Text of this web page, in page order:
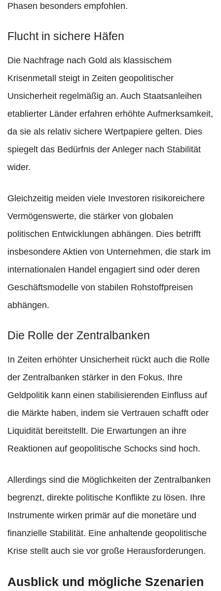
Phasen besonders empfohlen.
Flucht in sichere Häfen
Die Nachfrage nach Gold als klassischem
Krisenmetall steigt in Zeiten geopolitischer
Unsicherheit regelmäßig an. Auch Staatsanleihen
etablierter Länder erfahren erhöhte Aufmerksamkeit,
da sie als relativ sichere Wertpapiere gelten. Dies
spiegelt das Bedürfnis der Anleger nach Stabilität
wider.
Gleichzeitig meiden viele Investoren risikoreichere
Vermögenswerte, die stärker von globalen
politischen Entwicklungen abhängen. Dies betrifft
insbesondere Aktien von Unternehmen, die stark im
internationalen Handel engagiert sind oder deren
Geschäftsmodelle von stabilen Rohstoffpreisen
abhängen.
Die Rolle der Zentralbanken
In Zeiten erhöhter Unsicherheit rückt auch die Rolle
der Zentralbanken stärker in den Fokus. Ihre
Geldpolitik kann einen stabilisierenden Einfluss auf
die Märkte haben, indem sie Vertrauen schafft oder
Liquidität bereitstellt. Die Erwartungen an ihre
Reaktionen auf geopolitische Schocks sind hoch.
Allerdings sind die Möglichkeiten der Zentralbanken
begrenzt, direkte politische Konflikte zu lösen. Ihre
Instrumente wirken primär auf die monetäre und
finanzielle Stabilität. Eine anhaltende geopolitische
Krise stellt auch sie vor große Herausforderungen.
Ausblick und mögliche Szenarien